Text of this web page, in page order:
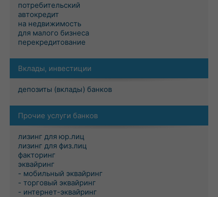
потребительский
автокредит
на недвижимость
для малого бизнеса
перекредитование
Вклады, инвестиции
депозиты (вклады) банков
Прочие услуги банков
лизинг для юр.лиц
лизинг для физ.лиц
факторинг
эквайринг
- мобильный эквайринг
- торговый эквайринг
- интернет-эквайринг